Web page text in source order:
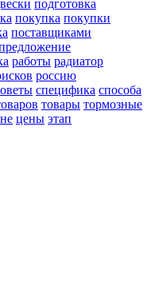
подготовка
покупка покупки
поставщиками
работы радиатор
россию
специфика способа
товары тормозные
цены этап